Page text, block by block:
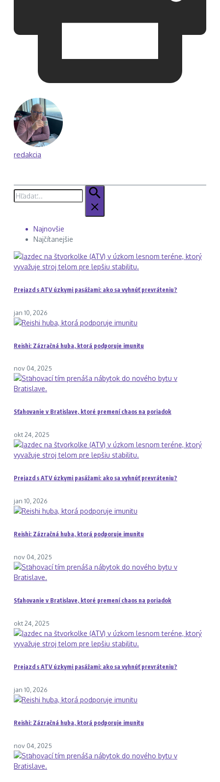
redakcia
Hľadať:
Najnovšie
Najčítanejšie
Prejazd s ATV úzkymi pasážami: ako sa vyhnúť prevráteniu?
jan 10, 2026
Reishi: Zázračná huba, ktorá podporuje imunitu
nov 04, 2025
Sťahovanie v Bratislave, ktoré premení chaos na poriadok
okt 24, 2025
Prejazd s ATV úzkymi pasážami: ako sa vyhnúť prevráteniu?
jan 10, 2026
Reishi: Zázračná huba, ktorá podporuje imunitu
nov 04, 2025
Sťahovanie v Bratislave, ktoré premení chaos na poriadok
okt 24, 2025
Prejazd s ATV úzkymi pasážami: ako sa vyhnúť prevráteniu?
jan 10, 2026
Reishi: Zázračná huba, ktorá podporuje imunitu
nov 04, 2025